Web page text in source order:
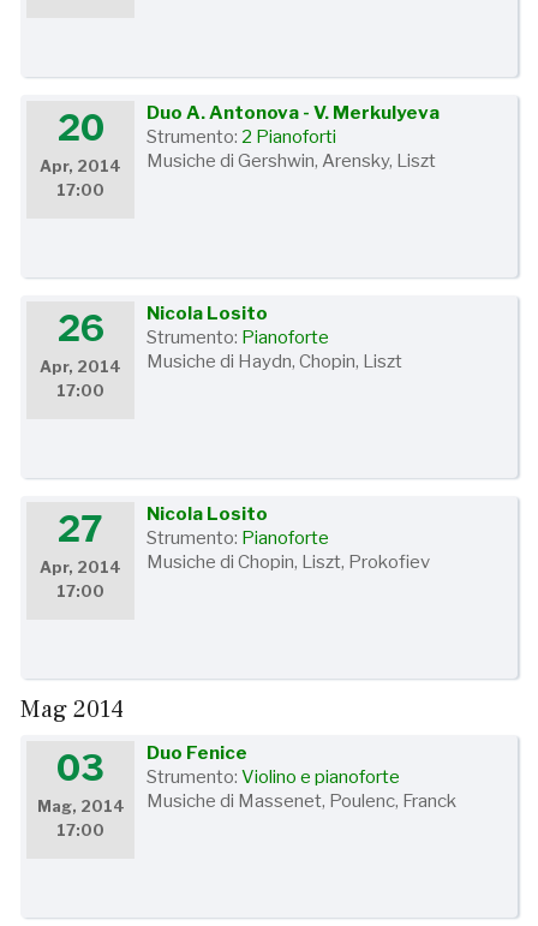
20
Apr, 2014
17:00
Duo A. Antonova - V. Merkulyeva
Strumento: 2 Pianoforti
Musiche di Gershwin, Arensky, Liszt
26
Apr, 2014
17:00
Nicola Losito
Strumento: Pianoforte
Musiche di Haydn, Chopin, Liszt
27
Apr, 2014
17:00
Nicola Losito
Strumento: Pianoforte
Musiche di Chopin, Liszt, Prokofiev
Mag 2014
03
Mag, 2014
17:00
Duo Fenice
Strumento:Violino e pianoforte
Musiche di Massenet, Poulenc, Franck